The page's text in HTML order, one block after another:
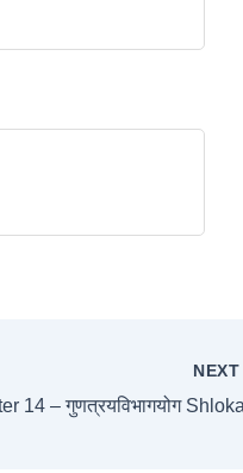
NEXT
14 – गुणत्रयविभागयोग